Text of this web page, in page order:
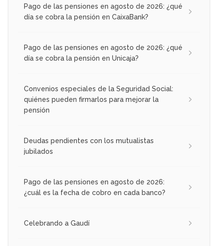
Pago de las pensiones en agosto de 2026: ¿qué
día se cobra la pensión en CaixaBank?
Pago de las pensiones en agosto de 2026: ¿qué
día se cobra la pensión en Unicaja?
Convenios especiales de la Seguridad Social:
quiénes pueden firmarlos para mejorar la
pensión
Deudas pendientes con los mutualistas
jubilados
Pago de las pensiones en agosto de 2026:
¿cuál es la fecha de cobro en cada banco?
Celebrando a Gaudí